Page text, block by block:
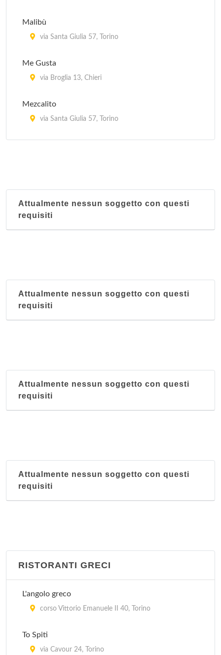
Malibù
via Santa Giulia 57, Torino
Me Gusta
via Broglia 13, Chieri
Mezcalito
via Santa Giulia 57, Torino
Attualmente nessun soggetto con questi
requisiti
Attualmente nessun soggetto con questi
requisiti
Attualmente nessun soggetto con questi
requisiti
Attualmente nessun soggetto con questi
requisiti
RISTORANTI GRECI
L'angolo greco
corso Vittorio Emanuele II 40, Torino
To Spiti
via Cavour 24, Torino